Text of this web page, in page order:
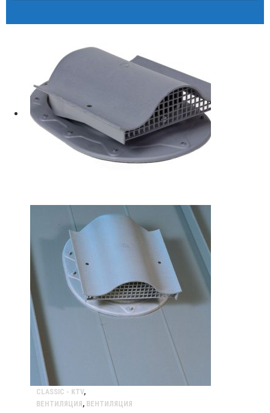
CLASSIC - KTV,
ВЕНТИЛЯЦИЯ , ВЕНТИЛЯЦИЯ